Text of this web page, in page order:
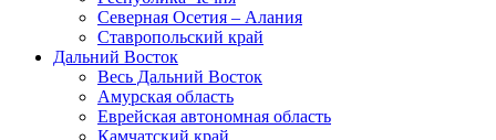
Северная Осетия – Алания
Ставропольский край
Дальний Восток
Весь Дальний Восток
Амурская область
Еврейская автономная область
Камчатский край